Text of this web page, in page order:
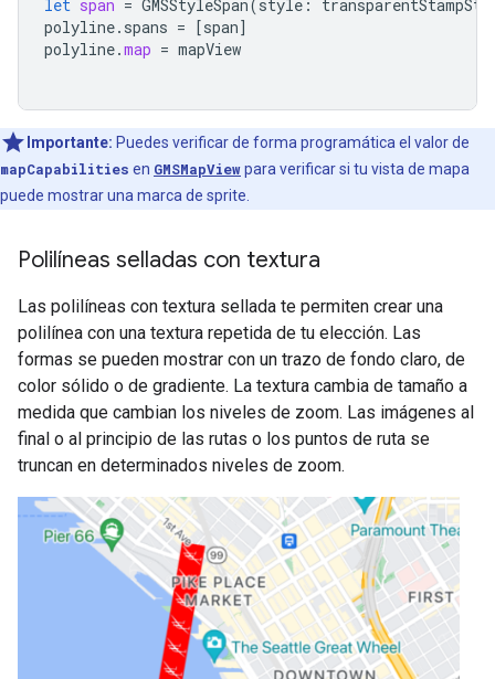
let span = GMSStyleSpan( style :
polyline. spans = [span]
polyline.map = mapView
Importante: Puedes verificar de forma programática el valor de
mapCapabilities en GMSMapViewpara verificar si tu vista de mapa
puede mostrar una marca de sprite.
Polilíneas selladas con textura
Las polilíneas con textura sellada te permiten crear una
polilínea con una textura repetida de tu elección. Las
formas se pueden mostrar con un trazo de fondo claro, de
color sólido o de gradiente. La textura cambia de tamaño a
medida que cambian los niveles de zoom. Las imágenes al
final o al principio de las rutas o los puntos de ruta se
truncan en determinados niveles de zoom.